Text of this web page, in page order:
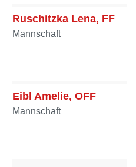
Ruschitzka Lena, FF
Mannschaft
Eibl Amelie, OFF
Mannschaft